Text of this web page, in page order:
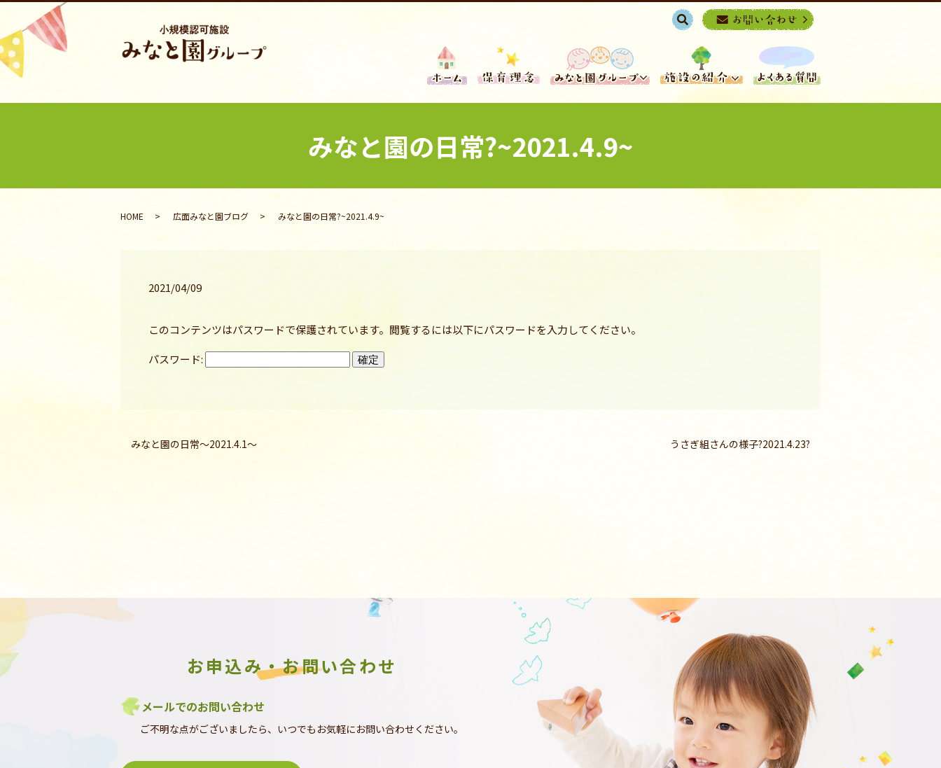
search
みなと園の日常?~2021.4.9~
HOME 広面みなと園ブログ みなと園の日常?~2021.4.9~
2021/04/09
このコンテンツはパスワードで保護されています。閲覧するには以下にパスワードを入力してください。
パスワード:
みなと園の日常〜2021.4.1〜 うさぎ組さんの様子?2021.4.23?
お申込み・お問い合わせ
メールでのお問い合わせ
ご不明な点がございましたら、いつでもお気軽にお問い合わせください。